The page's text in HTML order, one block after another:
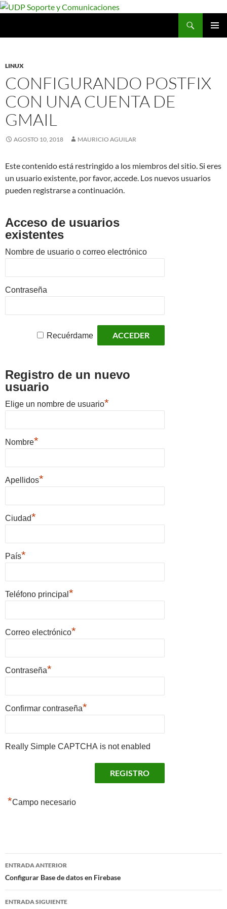
Saltar
LINUX
CONFIGURANDO POSTFIX
CON UNA CUENTA DE
GMAIL
AGOSTO 10, 2018 MAURICIO AGUILAR
Este contenido está restringido a los miembros del sitio. Si eres
un usuario existente, por favor, accede. Los nuevos usuarios
pueden registrarse a continuación.
Acceso de usuarios
existentes
Nombre de usuario o correo electrónico
Contraseña
Recuérdame
Registro de un nuevo
usuario
Elige un nombre de usuario*
Nombre*
Apellidos*
Ciudad*
País*
Teléfono principal *
Correo electrónico*
Contraseña*
Confirmar contraseña*
Really Simple CAPTCHA is not enabled
*Campo necesario
Navegación
de
entradas
ENTRADA ANTERIOR
Configurar Base de datos en Firebase
ENTRADA SIGUIENTE